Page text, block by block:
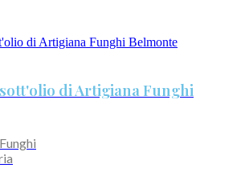
di Artigiana Funghi